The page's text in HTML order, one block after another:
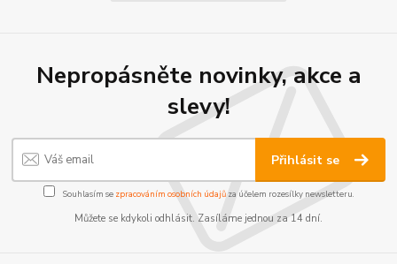
Nepropásněte novinky, akce a
slevy!
Přihlásit se
Souhlasím se zpracováním osobních údajůza účelem rozesílky newsletteru.
Můžete se kdykoli odhlásit. Zasíláme jednou za 14 dní.